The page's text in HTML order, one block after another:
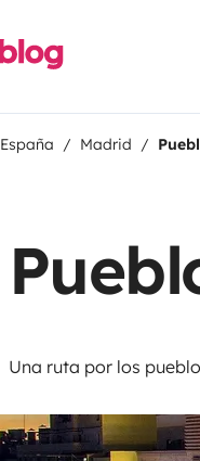
España Madrid
Una ruta por los